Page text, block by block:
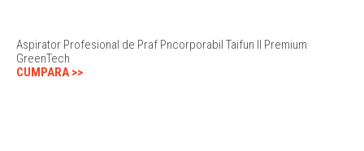
Aspirator Profesional de Praf Pncorporabil Taifun II Premium
GreenTech
CUMPARA >>